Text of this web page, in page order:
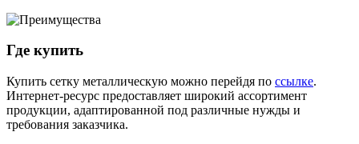
Где купить
Купить сетку металлическую можно перейдя по ссылке.
Интернет-ресурс предоставляет широкий ассортимент
продукции, адаптированной под различные нужды и
требования заказчика.